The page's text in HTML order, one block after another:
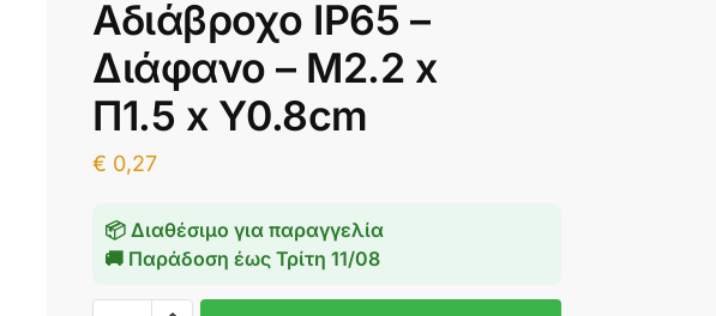
Αδιάβροχο IP65 –
Διάφανο – Μ2.2 x
Π1.5 x Υ0.8cm
€ 0,27
📦 Διαθέσιμο για παραγγελία
🚚 Παράδοση έωςΤρίτη 11/08